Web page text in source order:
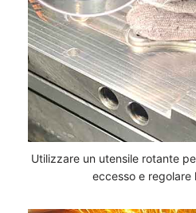
Utilizzare un utensile rotante
eccesso e regolare